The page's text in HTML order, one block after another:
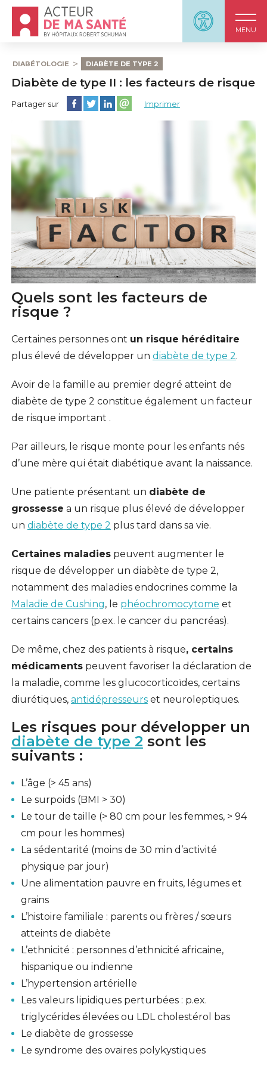
Panneau
MENU
Accueil - Acteur de ma santé, by HôpitauxRobert
DIABÉTOLOGIE DIABÈTE DE TYPE 2
Diabète de type II : les facteurs de risque
Partager sur Partager cette page sur Facebook
Partager cette page sur Twitter
Partager cette page sur LinkedIn
Partager cette page sur email
Imprimer
Quels sont les facteurs de
risque ?
Certaines personnes ont un risque héréditaire
plus élevé de développer un diabète de type 2.
Avoir de la famille au premier degré atteint de
diabète de type 2 constitue également un facteur
de risque important .
Par ailleurs, le risque monte pour les enfants nés
d’une mère qui était diabétique avant la naissance.
Une patiente présentant un diabète de
grossesse a un risque plus élevé de développer
un diabète de type 2 plus tard dans sa vie.
Certaines maladiespeuvent augmenter le
risque de développer un diabète de type 2,
notamment des maladies endocrines comme la
Maladie de Cushing, le phéochromocytome et
certains cancers (p.ex. le cancer du pancréas).
De même, chez des patients à risque, certains
médicamentspeuvent favoriser la déclaration de
la maladie, comme les glucocorticoïdes, certains
diurétiques, antidépresseurset neuroleptiques.
Les risques pour développer un
diabète de type 2 sont les
suivants :
L’âge (> 45 ans)
Le surpoids (BMI > 30)
Le tour de taille (> 80 cm pour les femmes, > 94
cm pour les hommes)
La sédentarité (moins de 30 min d’activité
physique par jour)
Une alimentation pauvre en fruits, légumes et
grains
L’histoire familiale : parents ou frères / sœurs
atteints de diabète
L’ethnicité : personnes d’ethnicité africaine,
hispanique ou indienne
L’hypertension artérielle
Les valeurs lipidiques perturbées : p.ex.
triglycérides élevées ou LDL cholestérol bas
Le diabète de grossesse
Le syndrome des ovaires polykystiques